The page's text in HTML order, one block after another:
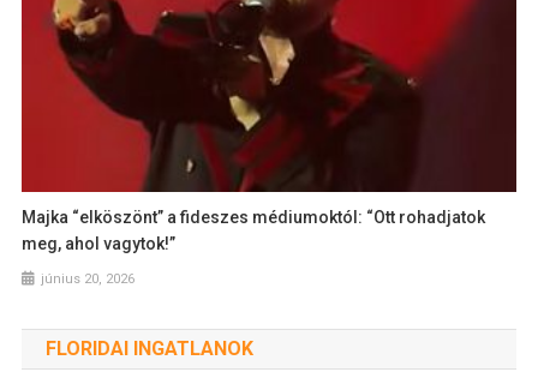
Majka “elköszönt” a fideszes médiumoktól: “Ott rohadjatok
meg, ahol vagytok!”
június 20, 2026
FLORIDAI INGATLANOK